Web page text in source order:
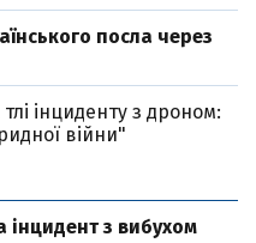
посла через
інциденту з дроном:
війни"
інцидент з вибухом